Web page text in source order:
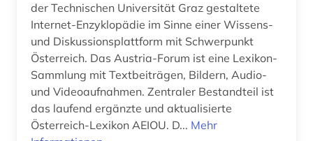
jüdische geschichte (1)
kalifornien (1)
kanarische inseln (1)
karibik (1)
karikatur (1)
der Technischen Universität Graz gestaltete
Internet-Enzyklopädie im Sinne einer Wissens-
und Diskussionsplattform mit Schwerpunkt
Österreich. Das Austria-Forum ist eine Lexikon-
Sammlung mit Textbeiträgen, Bildern, Audio-
und Videoaufnahmen. Zentraler Bestandteil ist
das laufend ergänzte und aktualisierte
Österreich-Lexikon AEIOU. D... Mehr